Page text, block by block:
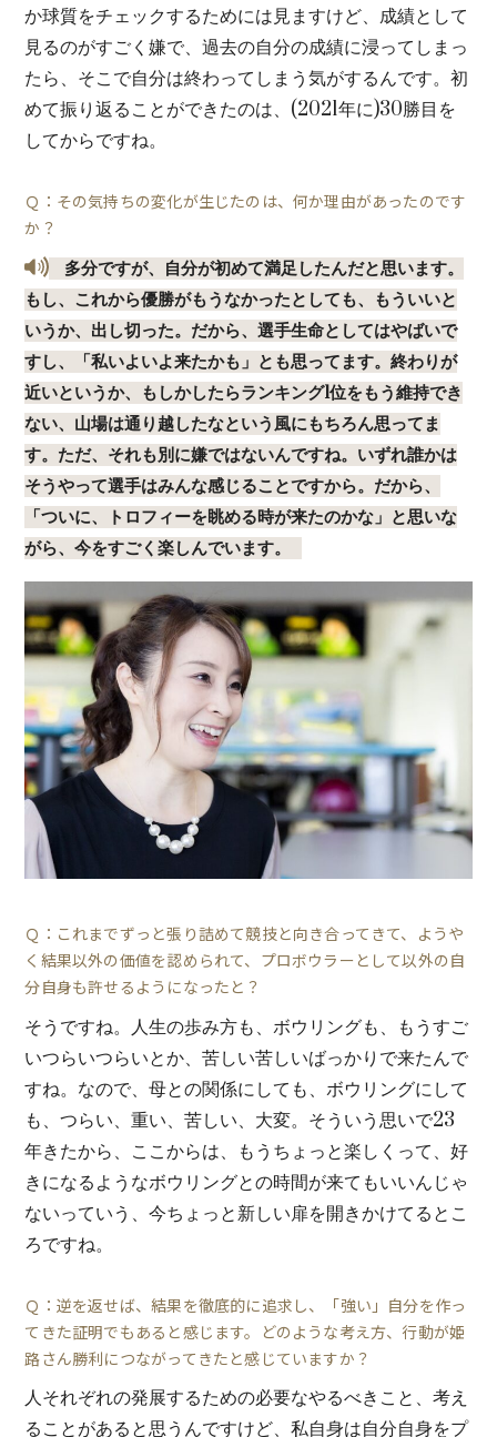
か球質をチェックするためには見ますけど、成績として
見るのがすごく嫌で、過去の自分の成績に浸ってしまっ
たら、そこで自分は終わってしまう気がするんです。初
めて振り返ることができたのは、(2021年に)30勝目を
してからですね。
Ｑ：その気持ちの変化が生じたのは、何か理由があったのです
か？
多分ですが、自分が初めて満足したんだと思います。
もし、これから優勝がもうなかったとしても、もういいと
いうか、出し切った。だから、選手生命としてはやばいで
すし、「私いよいよ来たかも」とも思ってます。終わりが
近いというか、もしかしたらランキング1位をもう維持でき
ない、山場は通り越したなという風にもちろん思ってま
す。ただ、それも別に嫌ではないんですね。いずれ誰かは
そうやって選手はみんな感じることですから。だから、
「ついに、トロフィーを眺める時が来たのかな」と思いな
がら、今をすごく楽しんでいます。
Ｑ：これまでずっと張り詰めて競技と向き合ってきて、ようや
く結果以外の価値を認められて、プロボウラーとして以外の自
分自身も許せるようになったと？
そうですね。人生の歩み方も、ボウリングも、もうすご
いつらいつらいとか、苦しい苦しいばっかりで来たんで
すね。なので、母との関係にしても、ボウリングにして
も、つらい、重い、苦しい、大変。そういう思いで23
年きたから、ここからは、もうちょっと楽しくって、好
きになるようなボウリングとの時間が来てもいいんじゃ
ないっていう、今ちょっと新しい扉を開きかけてるとこ
ろですね。
Ｑ：逆を返せば、結果を徹底的に追求し、「強い」自分を作っ
てきた証明でもあると感じます。どのような考え方、行動が姫
路さん勝利につながってきたと感じていますか？
人それぞれの発展するための必要なやるべきこと、考え
ることがあると思うんですけど、私自身は自分自身をプ